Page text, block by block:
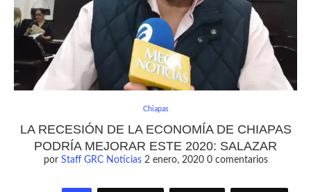
Chiapas
LA RECESIÓN DE LA ECONOMÍA DE CHIAPAS
PODRÍA MEJORAR ESTE 2020: SALAZAR
por Staff GRC Noticias 2 enero, 2020 0 comentarios